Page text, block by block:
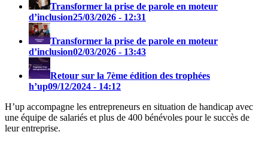
Transformer la prise de parole en moteur
d’inclusion25/03/2026 - 12:31
Transformer la prise de parole en moteur
d’inclusion02/03/2026 - 13:43
Retour sur la 7ème édition des trophées
h’up09/12/2024 - 14:12
H’up accompagne​​ les entrepreneurs en situation de handicap avec
une équipe de salariés et plus de 400 bénévoles pour le succès de
leur entreprise.